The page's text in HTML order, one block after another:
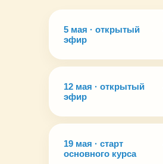
5 мая · открытый
эфир
12 мая · открытый
эфир
19 мая · старт
основного курса